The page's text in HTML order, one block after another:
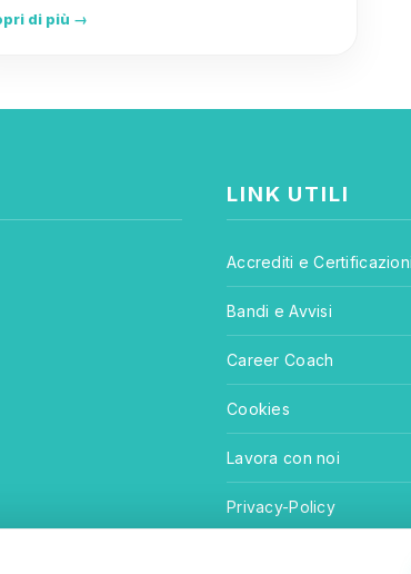
di più →
LINK UTILI
Accrediti e Certificazioni
Bandi e Avvisi
Career Coach
Cookies
Lavora con noi
Privacy-Policy